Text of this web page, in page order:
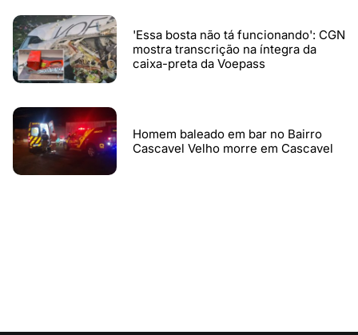
'Essa bosta não tá funcionando': CGN
mostra transcrição na íntegra da
caixa-preta da Voepass
Homem baleado em bar no Bairro
Cascavel Velho morre em Cascavel